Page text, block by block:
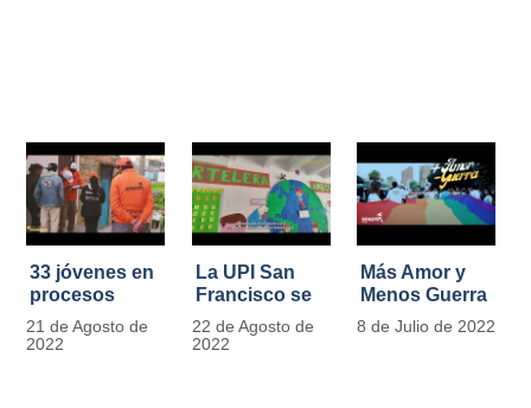
33 jóvenes en
procesos
legales por
tensiones con
21 de Agosto de
2022
La UPI San
Francisco se
llena de color
y vida con la
22 de Agosto de
2022
Más Amor y
Menos Guerra
8 de Julio de 2022